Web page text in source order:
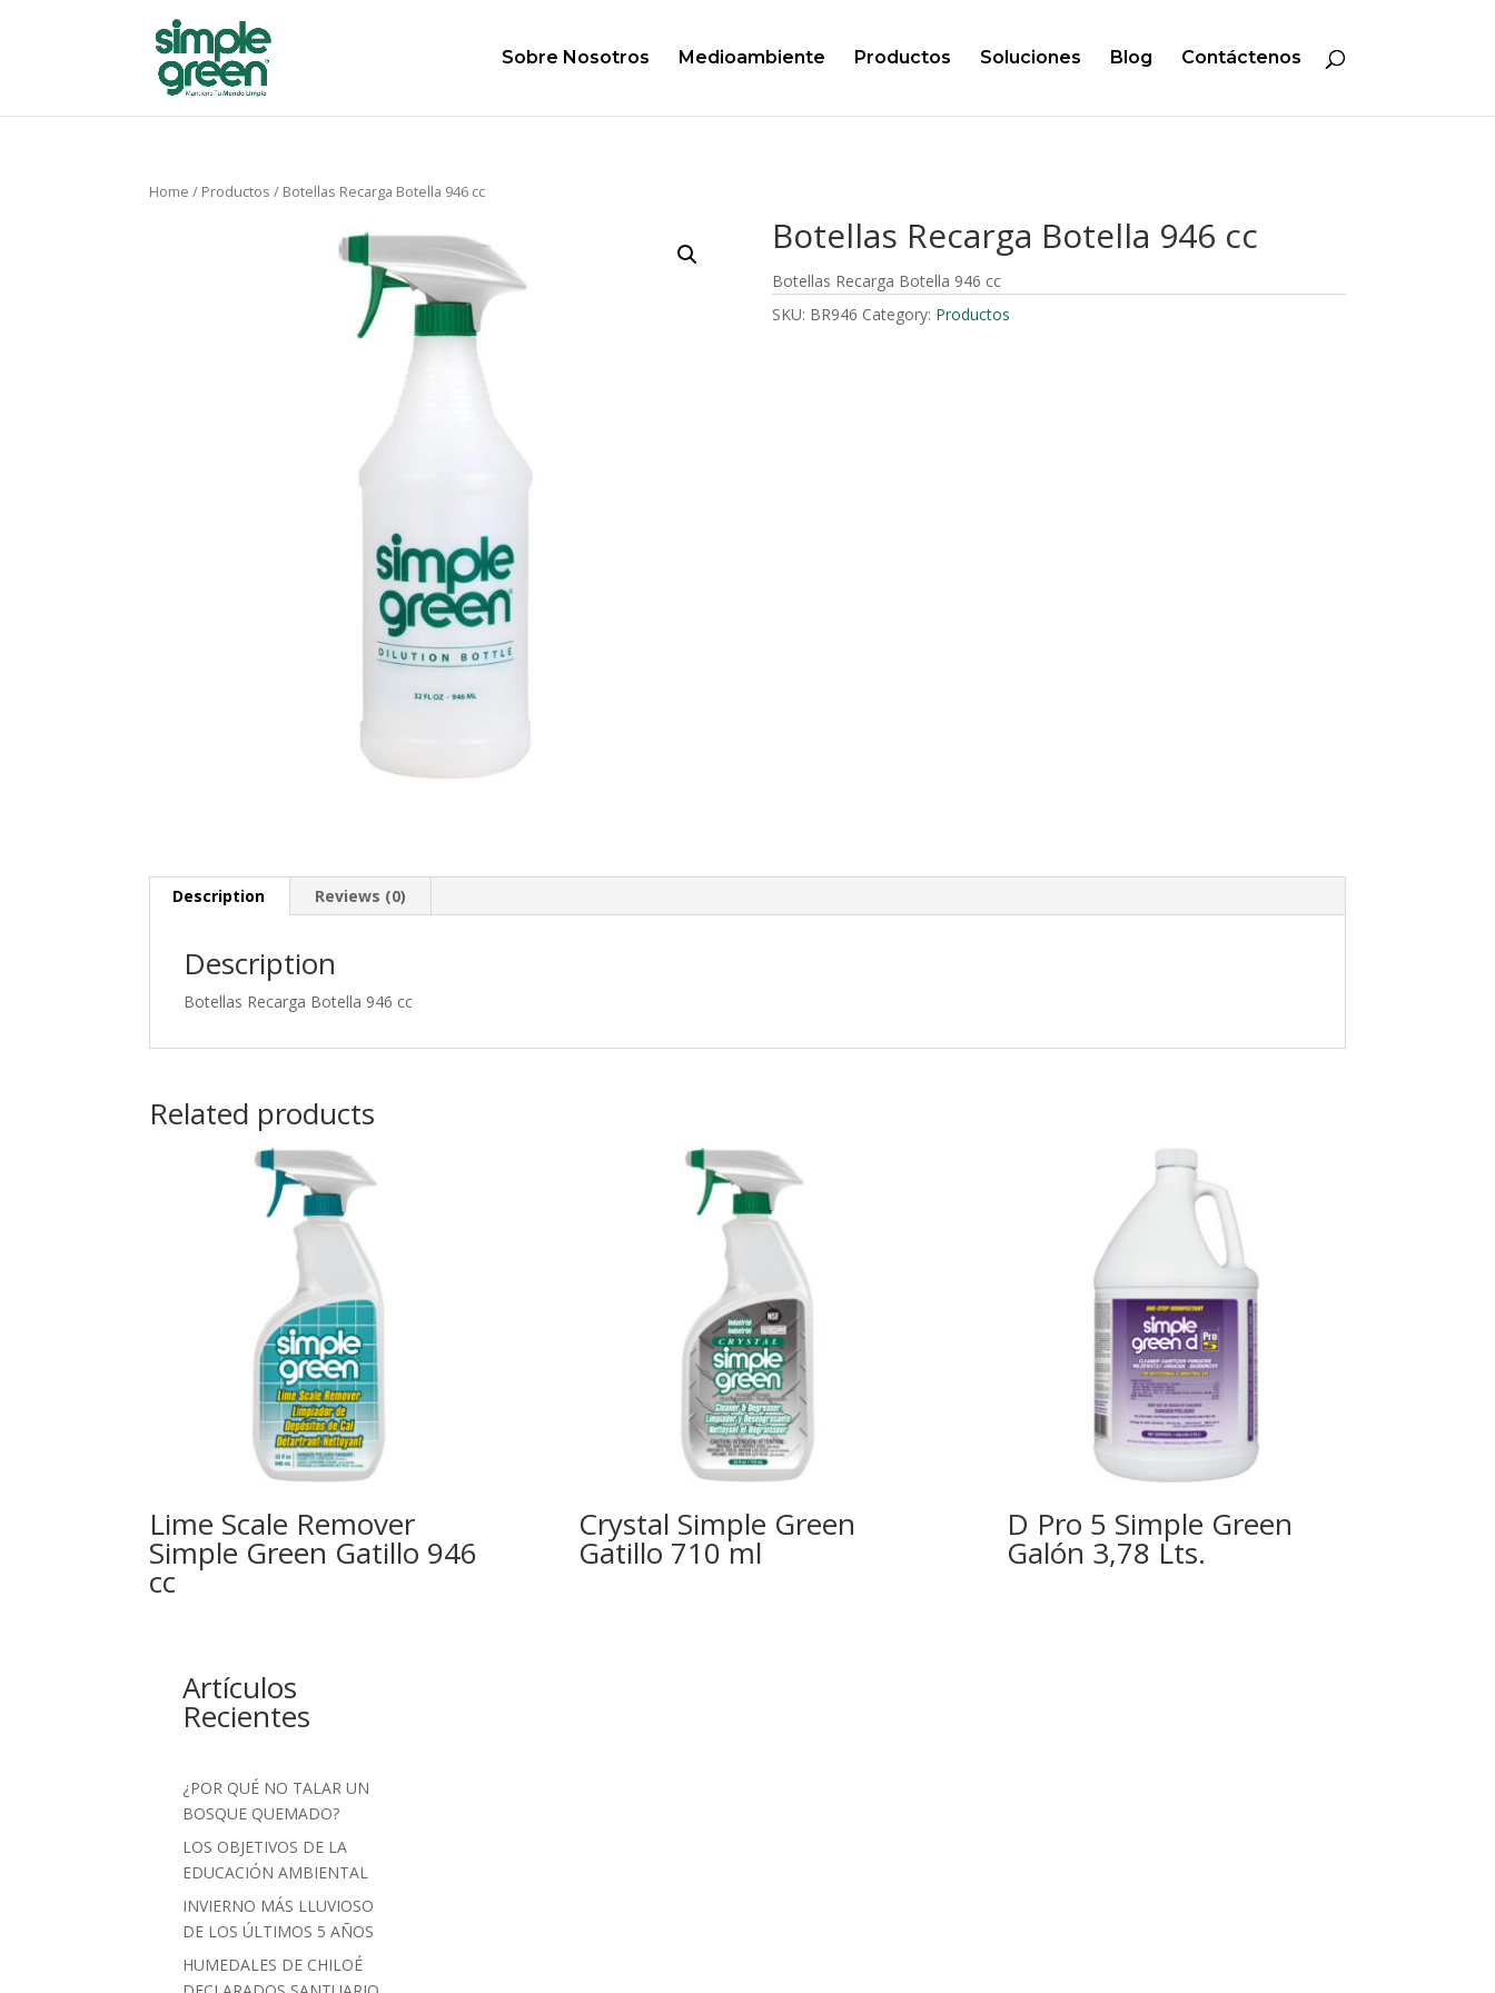
Sobre Nosotros Medioambiente Productos Soluciones Blog Contáctenos
Home / Productos / Botellas Recarga Botella 946 cc
Botellas Recarga Botella 946 cc
Botellas Recarga Botella 946 cc
SKU: BR946 Category: Productos
Description Reviews (0)
Description
Botellas Recarga Botella 946 cc
Related products
Lime Scale Remover
Simple Green Gatillo 946
cc
Crystal Simple Green
Gatillo 710 ml
D Pro 5 Simple Green
Galón 3,78 Lts.
Artículos
Recientes
¿POR QUÉ NO TALAR UN
BOSQUE QUEMADO?
LOS OBJETIVOS DE LA
EDUCACIÓN AMBIENTAL
INVIERNO MÁS LLUVIOSO
DE LOS ÚLTIMOS 5 AÑOS
HUMEDALES DE CHILOÉ